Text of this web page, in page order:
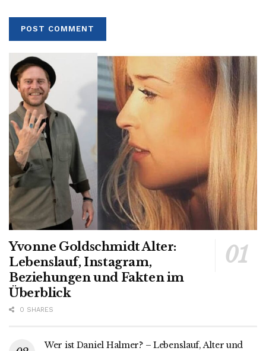
Yvonne Goldschmidt Alter:
Lebenslauf, Instagram,
Beziehungen und Fakten im
Überblick
0 SHARES
Wer ist Daniel Halmer? – Lebenslauf, Alter und